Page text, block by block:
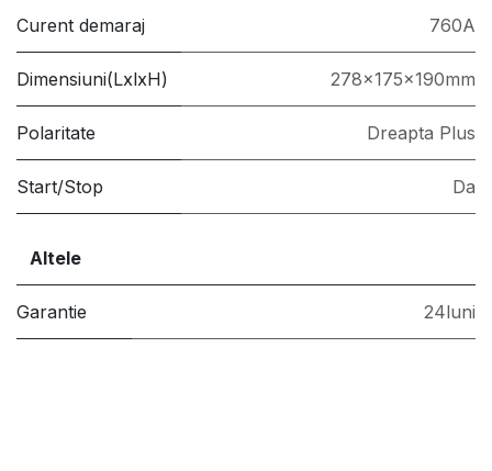
Curent demaraj 760A
Dimensiuni(LxlxH) 278x175x190mm
Polaritate Dreapta Plus
Start/Stop Da
Altele
Garantie 24luni